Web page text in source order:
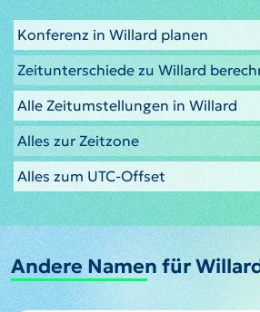
Konferenz in Willard planen
Zeitunterschiede zu Willard
Alle Zeitumstellungen in Willard
Alles zur Zeitzone
Alles zum UTC-Offset
Andere Namen für